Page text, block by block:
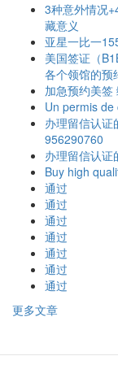
3种意外情况
藏意义
亚星一比一
美国签证（
各个领馆的预
加急预约美签
Un permis
办理留信认证
956290760
办理留信认证
Buy high
通过
通过
通过
通过
通过
通过
通过
更多文章